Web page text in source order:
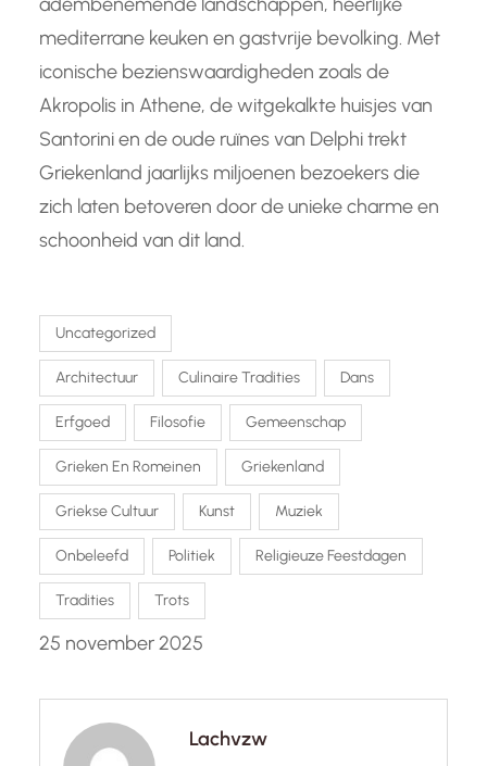
mediterrane keuken en gastvrije bevolking. Met
iconische bezienswaardigheden zoals de
Akropolis in Athene, de witgekalkte huisjes van
Santorini en de oude ruïnes van Delphi trekt
Griekenland jaarlijks miljoenen bezoekers die
zich laten betoveren door de unieke charme en
schoonheid van dit land.
Uncategorized
Architectuur Culinaire Tradities Dans
Erfgoed Filosofie Gemeenschap
Grieken En Romeinen Griekenland
Griekse Cultuur Kunst Muziek
Onbeleefd Politiek Religieuze Feestdagen
Tradities Trots
25 november 2025
Lachvzw